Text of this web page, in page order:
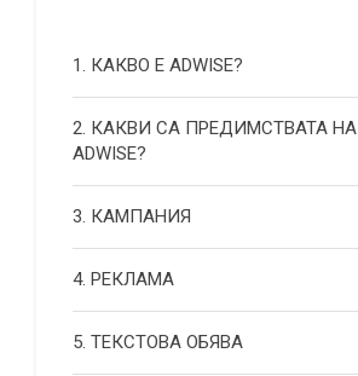
1. КАКВО Е ADWISE?
2. КАКВИ СА ПРЕДИМСТВАТА НА
ADWISE?
3. КАМПАНИЯ
4. РЕКЛАМА
5. ТЕКСТОВА ОБЯВА